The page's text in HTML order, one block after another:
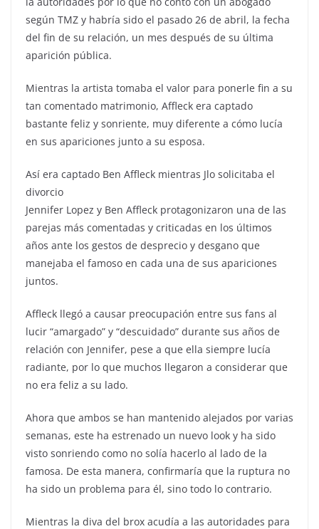
según TMZ y habría sido el pasado 26 de abril, la fecha
del fin de su relación, un mes después de su última
aparición pública.
Mientras la artista tomaba el valor para ponerle fin a su
tan comentado matrimonio, Affleck era captado
bastante feliz y sonriente, muy diferente a cómo lucía
en sus apariciones junto a su esposa.
Así era captado Ben Affleck mientras Jlo solicitaba el
divorcio
Jennifer Lopez y Ben Affleck protagonizaron una de las
parejas más comentadas y criticadas en los últimos
años ante los gestos de desprecio y desgano que
manejaba el famoso en cada una de sus apariciones
juntos.
Affleck llegó a causar preocupación entre sus fans al
lucir “amargado” y “descuidado” durante sus años de
relación con Jennifer, pese a que ella siempre lucía
radiante, por lo que muchos llegaron a considerar que
no era feliz a su lado.
Ahora que ambos se han mantenido alejados por varias
semanas, este ha estrenado un nuevo look y ha sido
visto sonriendo como no solía hacerlo al lado de la
famosa. De esta manera, confirmaría que la ruptura no
ha sido un problema para él, sino todo lo contrario.
Mientras la diva del brox acudía a las autoridades para